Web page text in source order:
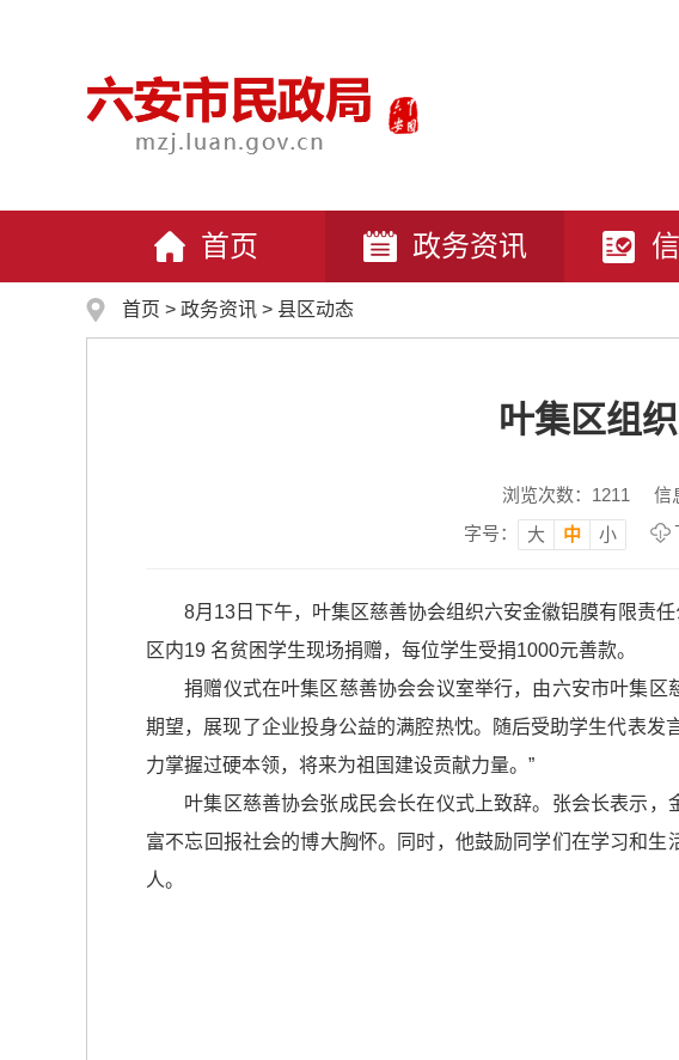
首页 政务资讯
首页 > 政务资讯 > 县区动态
叶集区组
浏览次数： 1211 信
字号：
大 中 小
8月13日下午，叶集区慈善协会组织六安金徽铝膜有限责任
区内19 名贫困学生现场捐赠，每位学生受捐1000元善款。
捐赠仪式在叶集区慈善协会会议室举行，由六安市叶集区
期望，展现了企业投身公益的满腔热忱。随后受助学生代表
力掌握过硬本领，将来为祖国建设贡献力量。”
叶集区慈善协会张成民会长在仪式上致辞。张会长表示，
富不忘回报社会的博大胸怀。同时，他鼓励同学们在学习和生
人。